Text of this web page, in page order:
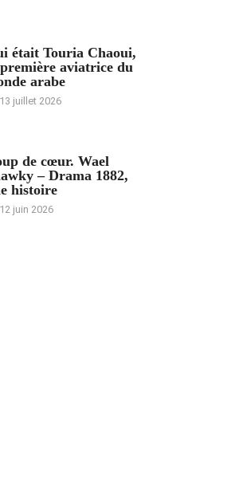
était Touria Chaoui,
aviatrice du
arabe
13 juillet 2026
de cœur. Wael
– Drama 1882,
histoire
12 juin 2026